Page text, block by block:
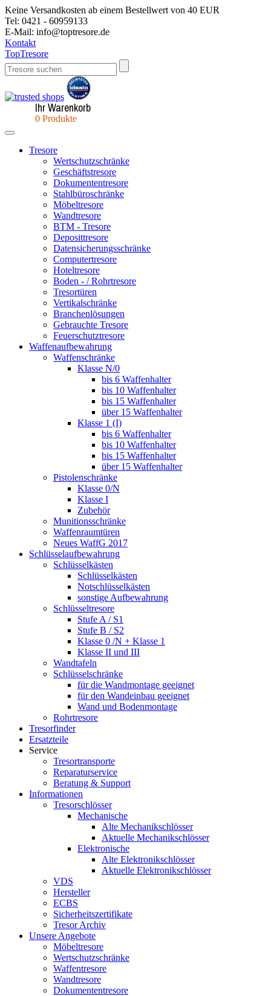
Keine Versandkosten ab einem Bestellwert von 40 EUR
Tel: 0421 - 60959133
E-Mail: info@toptresore.de
Kontakt
TopTresore
Ihr Warenkorb
0 Produkte
Tresore
Wertschutzschränke
Geschäftstresore
Dokumententresore
Stahlbüroschränke
Möbeltresore
Wandtresore
BTM - Tresore
Deposittresore
Datensicherungsschränke
Computertresore
Hoteltresore
Boden - / Rohrtresore
Tresortüren
Vertikalschränke
Branchenlösungen
Gebrauchte Tresore
Feuerschutztresore
Waffenaufbewahrung
Waffenschränke
Klasse N/0
bis 6 Waffenhalter
bis 10 Waffenhalter
bis 15 Waffenhalter
über 15 Waffenhalter
Klasse 1 (I)
bis 6 Waffenhalter
bis 10 Waffenhalter
bis 15 Waffenhalter
über 15 Waffenhalter
Pistolenschränke
Klasse 0/N
Klasse I
Zubehör
Munitionsschränke
Waffenraumtüren
Neues WaffG 2017
Schlüsselaufbewahrung
Schlüsselkästen
Schlüsselkästen
Notschlüsselkästen
sonstige Aufbewahrung
Schlüsseltresore
Stufe A / S1
Stufe B / S2
Klasse 0 /N + Klasse 1
Klasse II und III
Wandtafeln
Schlüsselschränke
für die Wandmontage geeignet
für den Wandeinbau geeignet
Wand und Bodenmontage
Rohrtresore
Tresorfinder
Ersatzteile
Service
Tresortransporte
Reparaturservice
Beratung & Support
Informationen
Tresorschlösser
Mechanische
Alte Mechanikschlösser
Aktuelle Mechanikschlösser
Elektronische
Alte Elektronikschlösser
Aktuelle Elektronikschlösser
VDS
Hersteller
ECBS
Sicherheitszertifikate
Tresor Archiv
Unsere Angebote
Möbeltresore
Wertschutzschränke
Waffentresore
Wandtresore
Dokumententresore